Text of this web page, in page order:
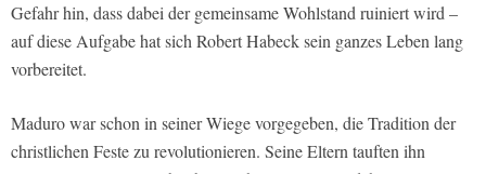
Gefahr hin, dass dabei der gemeinsame Wohlstand ruiniert wird –
auf diese Aufgabe hat sich Robert Habeck sein ganzes Leben lang
vorbereitet.
Maduro war schon in seiner Wiege vorgegeben, die Tradition der
christlichen Feste zu revolutionieren. Seine Eltern tauften ihn